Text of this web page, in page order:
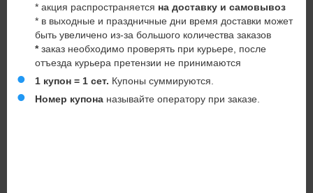
* акция распространяется на доставку и самовывоз
* в выходные и праздничные дни время доставки может
быть увеличено из-за большого количества заказов
*заказ необходимо проверять при курьере, после
отъезда курьера претензии не принимаются
1 купон = 1 сет. Купоны суммируются.
Номер купона называйте оператору при заказе.